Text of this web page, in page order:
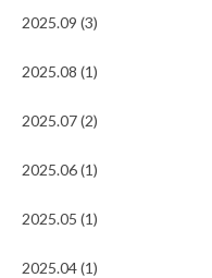
2025.09 (3)
2025.08 (1)
2025.07 (2)
2025.06 (1)
2025.05 (1)
2025.04 (1)